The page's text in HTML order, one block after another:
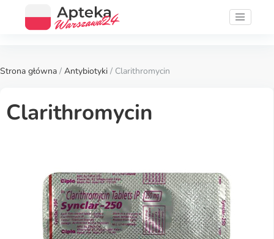
Strona główna / Antybiotyki / Clarithromycin
Clarithromycin